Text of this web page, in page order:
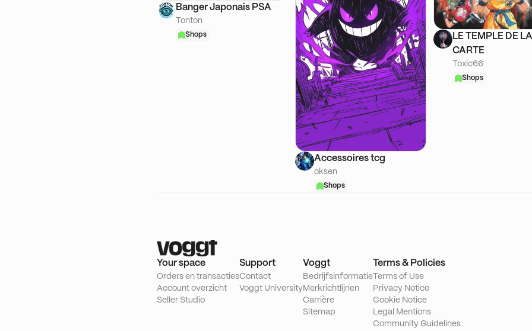
Banger Japonais PSA
Tonton
Shops
Accessoires tcg
oksen
Shops
LE TEMPLE DE LA
CARTE
Toxic66
Shops
Your space
Orders en transacties
Account overzicht
Seller Studio
Support
Contact
Voggt University
Voggt
Bedrijfsinformatie
Merkrichtlijnen
Carrière
Sitemap
Terms & Policies
Terms of Use
Privacy Notice
Cookie Notice
Legal Mentions
Community Guidelines